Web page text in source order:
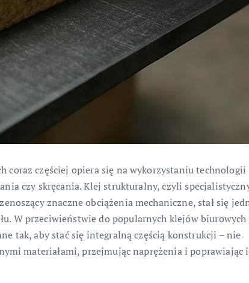
coraz częściej opiera się na wykorzystaniu technologii
czy skręcania. Klej strukturalny, czyli
znaczne obciążenia mechaniczne, stał się
W przeciwieństwie do popularnych klejów biurowych
tak, aby stać się integralną częścią konstrukcji – nie
materiałami, przejmując naprężenia i poprawiając